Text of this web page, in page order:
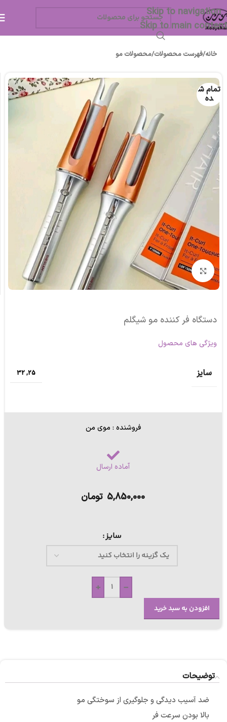
Skip to navigation
Skip to main content
خانه/فهرست محصولات/محصولات مو
تمام ش
ده
برای بزرگنمایی کلیک کنید
دستگاه فر کننده مو شیگلم
ویژگی های محصول
سایز 25
,
32
فروشنده : موی من
آماده ارسال
5,850,000 تومان
سایز
-
+
افزودن به سبد خرید
توضیحات
ضد آسیب دیدگی و جلوگیری از سوختگی مو
بالا بودن سرعت فر